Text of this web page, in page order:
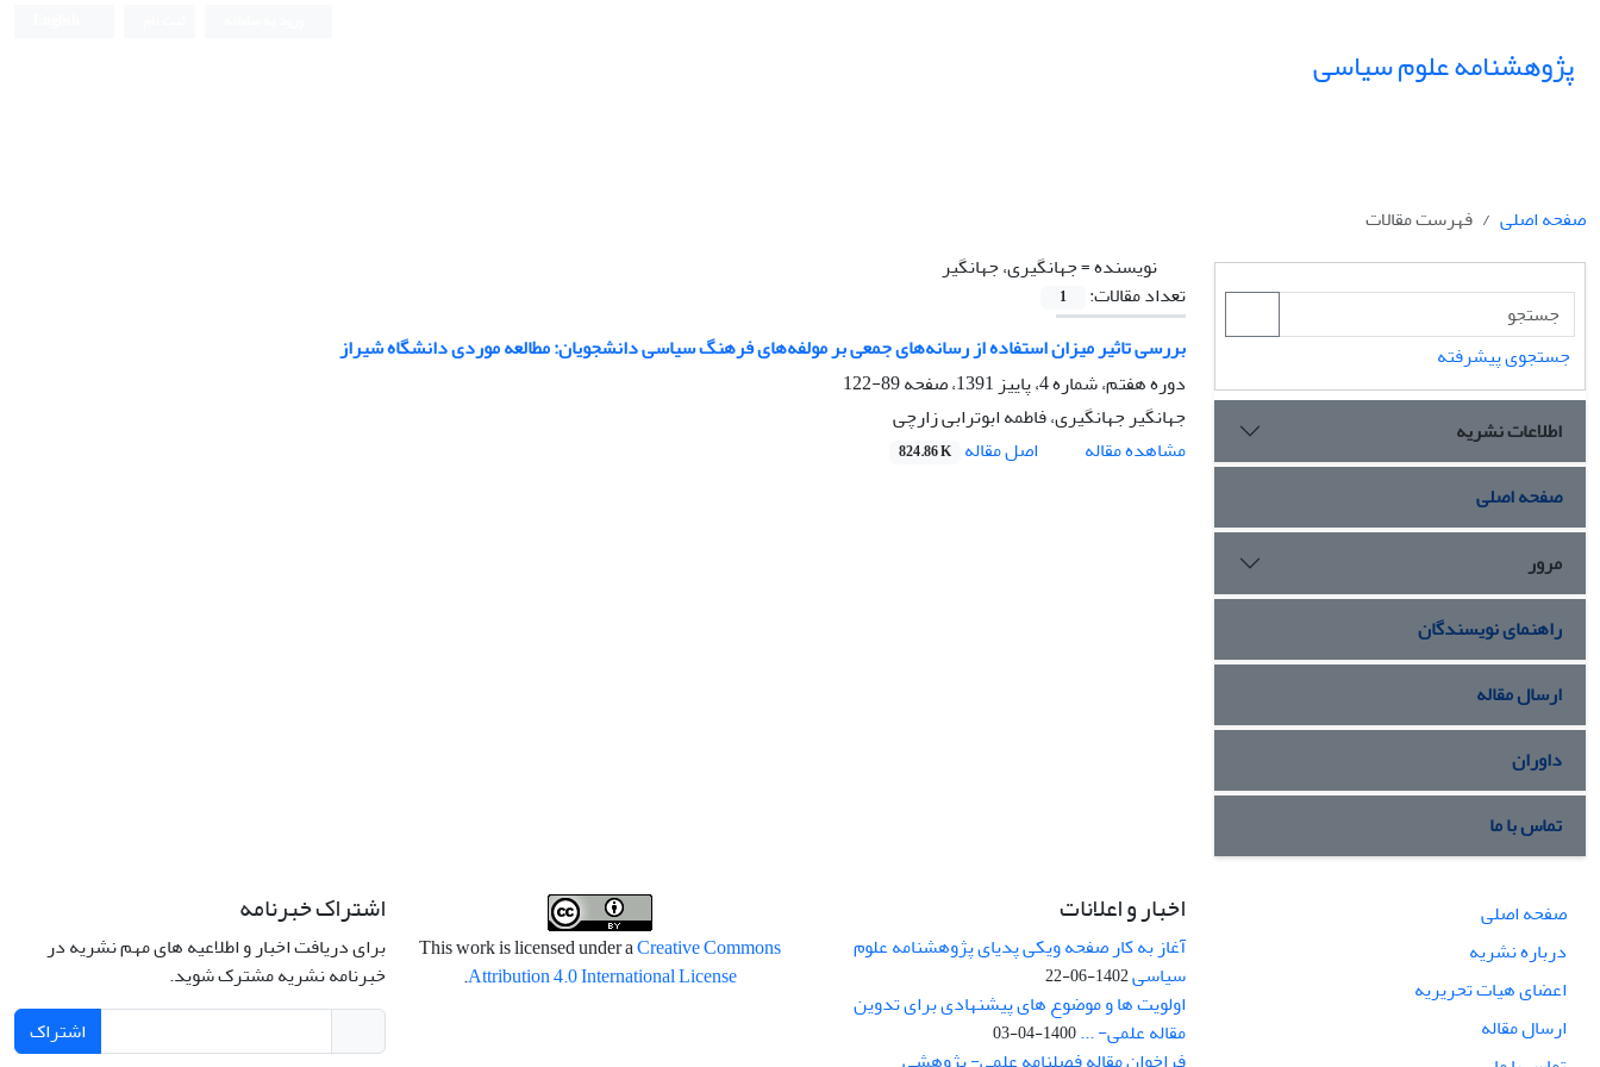
پژوهشنامه علوم سیاسی
صفحه اصلی
فهرست مقالات
نویسنده =جهانگیری، جهانگیر
تعداد مقالات:
1
بررسی تاثیر میزان استفاده از رسانه‌های جمعی بر مولفه‌های فرهنگ سیاسی دانشجویان: مطالعه موردی دانشگاه شیراز
دوره هفتم، شماره 4، پاییز 1391، صفحه
89-122
جهانگیر جهانگیری، فاطمه ابوترابی زارچی
مشاهده مقاله
اصل مقاله 824.86 K
جستجوی پیشرفته
اطلاعات نشریه
صفحه اصلی
مرور
راهنمای نویسندگان
ارسال مقاله
داوران
تماس با ما
صفحه اصلی
درباره نشریه
اعضای هیات تحریریه
ارسال مقاله
اخبار و اعلانات
آغاز به کار صفحه ویکی پدیای پژوهشنامه علوم
سیاسی1402-06-22
اولویت ها و موضوع های پیشنهادی برای تدوین
مقاله علمی- ...1400-04-03
This work is licensed under aCreative Commons
Attribution 4.0 International License
.
اشتراک خبرنامه
برای دریافت اخبار و اطلاعیه های مهم نشریه در
خبرنامه نشریه مشترک شوید.
اشتراک